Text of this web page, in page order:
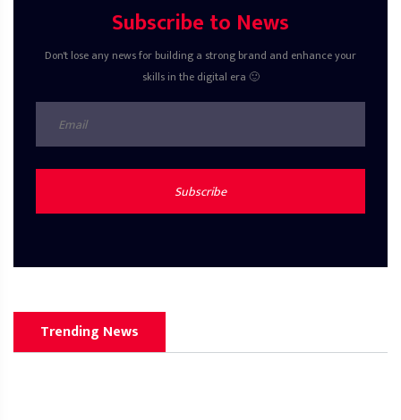
Subscribe to News
Don't lose any news for building a strong brand and enhance your
skills in the digital era 🙂
Subscribe
Trending News